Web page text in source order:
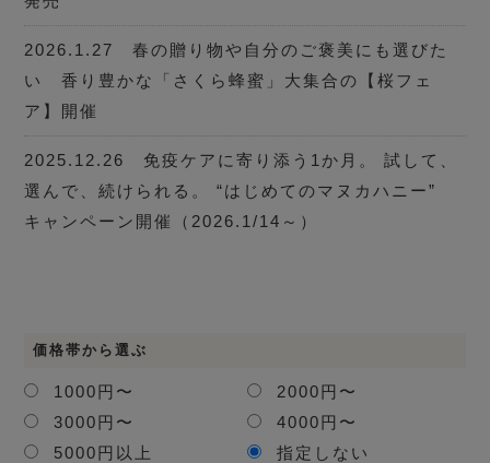
2026.1.27 春の贈り物や自分のご褒美にも選びた
い 香り豊かな「さくら蜂蜜」大集合の【桜フェ
ア】開催
2025.12.26 免疫ケアに寄り添う1か月。 試して、
選んで、続けられる。 “はじめてのマヌカハニー”
キャンペーン開催（2026.1/14～）
価格帯から選ぶ
1000円〜
2000円〜
3000円〜
4000円〜
5000円以上
指定しない